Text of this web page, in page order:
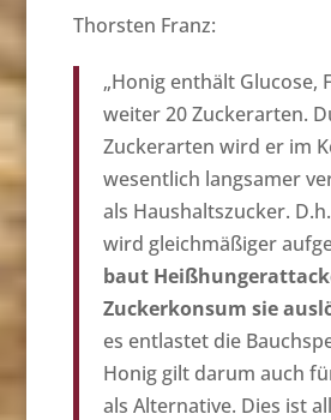
Thorsten Franz:
„Honig enthält Glucose,
weiter 20 Zuckerarten.
Zuckerarten wird er im
wesentlich langsamer
als Haushaltszucker.
wird gleichmäßiger
baut
Zuckerkonsum sie
es entlastet die
Honig gilt darum auch
als Alternative. Dies ist